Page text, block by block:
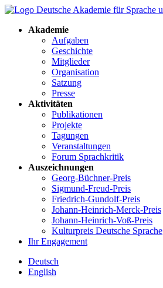
Akademie
Aufgaben
Geschichte
Mitglieder
Organisation
Satzung
Presse
Aktivitäten
Publikationen
Projekte
Tagungen
Veranstaltungen
Forum Sprachkritik
Auszeichnungen
Georg-Büchner-Preis
Sigmund-Freud-Preis
Friedrich-Gundolf-Preis
Johann-Heinrich-Merck-Preis
Johann-Heinrich-Voß-Preis
Kulturpreis Deutsche Sprache
Ihr Engagement
Deutsch
English